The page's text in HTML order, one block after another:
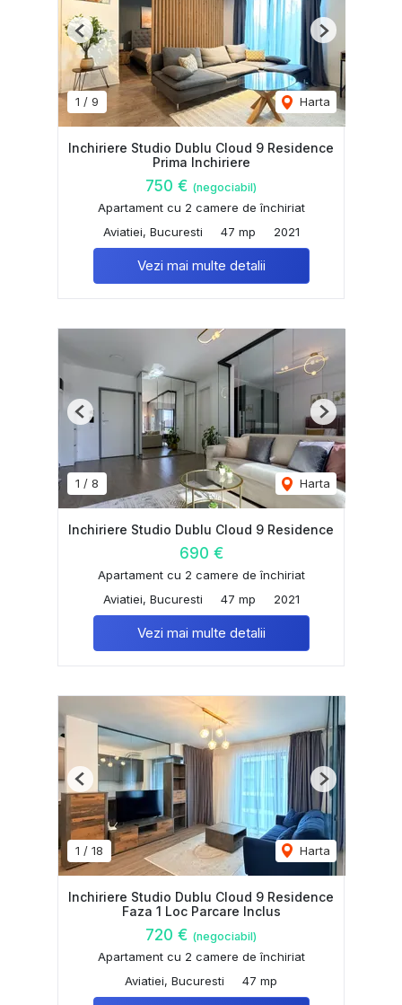
1 / 9 Harta
Previous Next
Inchiriere Studio Dublu Cloud 9 Residence
Prima Inchiriere
750 € (negociabil)
Apartament cu 2 camere de închiriat
Aviatiei, Bucuresti
47 mp 2021
Vezi mai multe detalii
1 / 8 Harta
Previous Next
Inchiriere Studio Dublu Cloud 9 Residence
690 €
Apartament cu 2 camere de închiriat
Aviatiei, Bucuresti
47 mp 2021
Vezi mai multe detalii
1 / 18 Harta
Previous Next
Inchiriere Studio Dublu Cloud 9 Residence
Faza 1 Loc Parcare Inclus
720 € (negociabil)
Apartament cu 2 camere de închiriat
Aviatiei, Bucuresti
47 mp